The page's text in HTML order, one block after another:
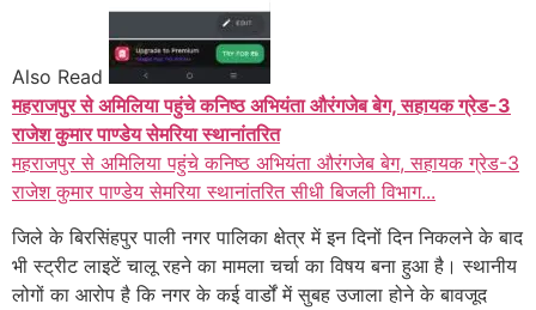
Also Read
महराजपुर से अमिलिया पहुंचे कनिष्ठ अभियंता औरंगजेब बेग, सहायक ग्रेड-3
राजेश कुमार पाण्डेय सेमरिया स्थानांतरित
महराजपुर से अमिलिया पहुंचे कनिष्ठ अभियंता औरंगजेब बेग, सहायक ग्रेड-3
राजेश कुमार पाण्डेय सेमरिया स्थानांतरित सीधी बिजली विभाग...
जिले के बिरसिंहपुर पाली नगर पालिका क्षेत्र में इन दिनों दिन निकलने के बाद
भी स्ट्रीट लाइटें चालू रहने का मामला चर्चा का विषय बना हुआ है। स्थानीय
लोगों का आरोप है कि नगर के कई वार्डों में सुबह उजाला होने के बावजूद